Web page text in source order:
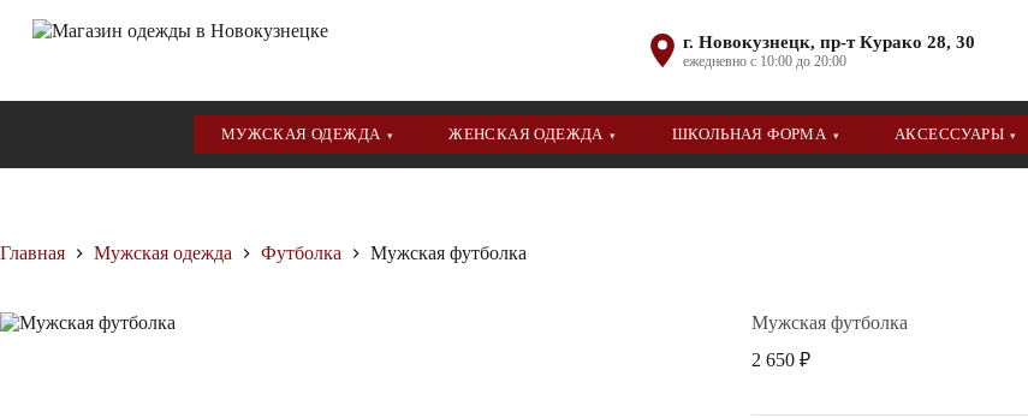
г. Новокузнецк, пр-т Курако 28, 30
ежедневно с 10:00 до 20:00
МУЖСКАЯ ОДЕЖДА ▾ ЖЕНСКАЯ ОДЕЖДА ▾ ШКОЛЬНАЯ ФОРМА ▾ АКСЕССУАРЫ ▾
Главная
Мужская одежда Футболка Мужская футболка
Мужская футболка
2 650 ₽